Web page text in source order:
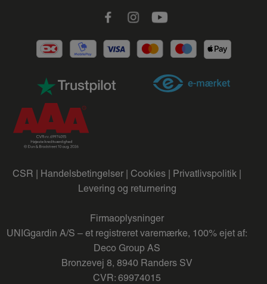
FacebookInstagramYoutube
CSR | Handelsbetingelser | Cookies | Privatlivspolitik |
Levering og returnering
Firmaoplysninger
UNIGgardin A/S – et registreret varemærke, 100% ejet af:
Deco Group AS
Bronzevej 8, 8940 Randers SV
CVR: 69974015